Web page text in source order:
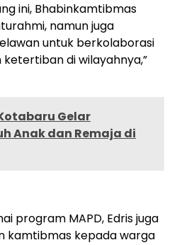
ini, Bhabinkamtibmas
namun juga
untuk berkolaborasi
di wilayahnya,”
Kotabaru Gelar
Anak dan Remaja di
program MAPD, Edris juga
kamtibmas kepada warga